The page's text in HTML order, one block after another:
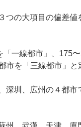
の大項目の偏差値
一線都市」、175〜
市を「三線都市」と
圳、広州の４都市